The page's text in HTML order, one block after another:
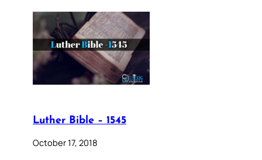
Luther Bible – 1545
October 17, 2018